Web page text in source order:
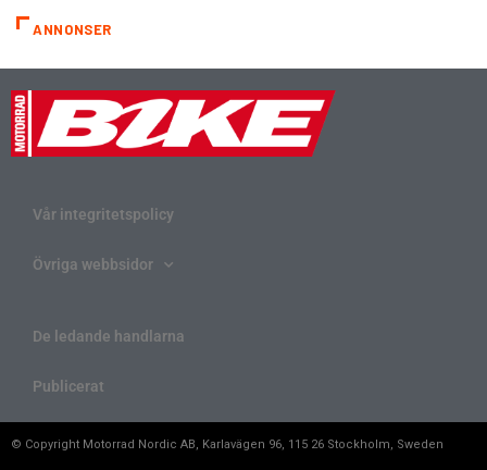
ANNONSER
Vår integritetspolicy
Övriga webbsidor
De ledande handlarna
Publicerat
© Copyright Motorrad Nordic AB, Karlavägen 96, 115 26 Stockholm, Sweden